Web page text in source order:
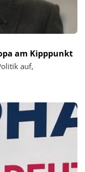
am Kipppunkt
auf,